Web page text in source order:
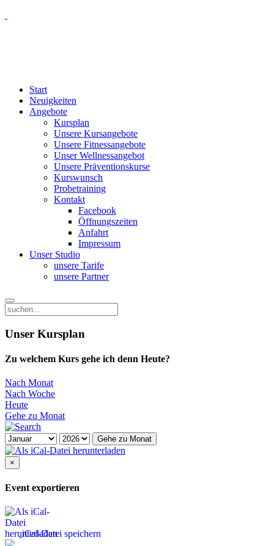
Start
Neuigkeiten
Angebote
Kursplan
Unsere Kursangebote
Unsere Fitnessangebote
Unser Wellnessangebot
Unsere Präventionskurse
Kurswunsch
Probetraining
Kontakt
Facebook
Öffnungszeiten
Anfahrt
Impressum
Unser Studio
unsere Tarife
unsere Partner
Unser Kursplan
Zu welchem Kurs gehe ich denn Heute?
Nach Monat
Nach Woche
Heute
Gehe zu Monat
Gehe zu Monat
×
Event exportieren
iCal-Datei speichern